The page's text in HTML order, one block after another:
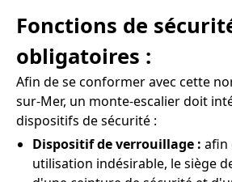
Fonctions de
obligatoires :
Afin de se conformer avec cette
sur-Mer, un monte-escalier doit
dispositifs de sécurité :
Dispositif de verrouillage : afin
utilisation indésirable, le siège